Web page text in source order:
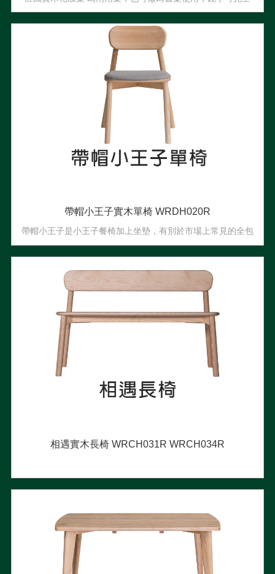
分離，直擺橫擺都適用
帶帽小王子實木單椅 WRDH020R
帶帽小王子是小王子餐椅加上坐墊，有別於市場上常見的全包
式坐墊，保留梣木的底座，質感提升
相遇實木長椅 WRCH031R WRCH034R